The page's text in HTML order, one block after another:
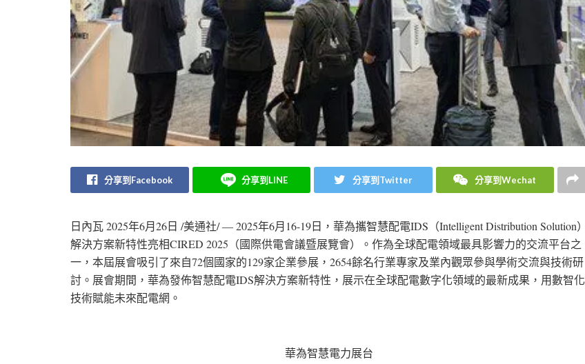
分享到Facebook 分享到LINE 分享到Twitter 分享到Wechat
日內瓦2025年6月26日 /美通社/ — 2025年6月16-19日，華為攜智慧配電IDS（Intelligent Distribution Solution）
解決方案新特性亮相CIRED 2025（國際供電會議暨展覽會）。作為全球配電領域最具影響力的交流平台之
一，本屆展會吸引了來自72個國家的129家企業參展，2654餘名行業專家及業內觀眾參與學術交流與技術研
討。展會期間，華為發佈智慧配電IDS解決方案新特性，展示在全球配電數字化領域的最新成果，用數智化
技術賦能未來配電網。
華為智慧電力展台